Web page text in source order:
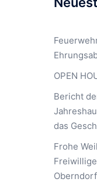
OPEN
Bericht
das
Frohe
Oberndorf